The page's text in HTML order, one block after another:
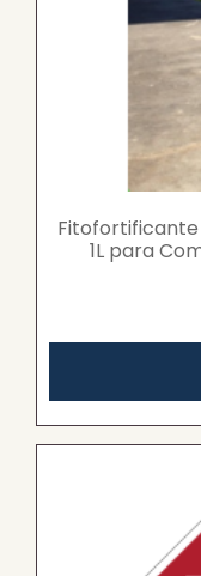
Fitofortificante
1L para